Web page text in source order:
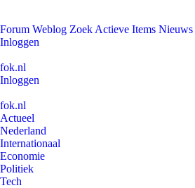
Forum Weblog Zoek Actieve Items Nieuws
Inloggen
fok.nl
Inloggen
fok.nl
Actueel
Nederland
Internationaal
Economie
Politiek
Tech